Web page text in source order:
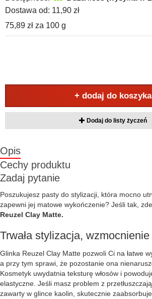
Dostawa od: 11,90 zł
75,89 zł za 100 g
+ dodaj do koszyka
Dodaj do listy życzeń
Opis
Cechy produktu
Zadaj pytanie
Poszukujesz pasty do stylizacji, która mocno
zapewni jej matowe wykończenie? Jeśli tak,
Reuzel Clay Matte.
Trwała stylizacja, wzmocnienie
Glinka Reuzel Clay Matte pozwoli Ci na łatwe
a przy tym sprawi, że pozostanie ona
Kosmetyk uwydatnia teksturę włosów i
elastyczne. Jeśli masz problem z
zawarty w glince kaolin, skutecznie